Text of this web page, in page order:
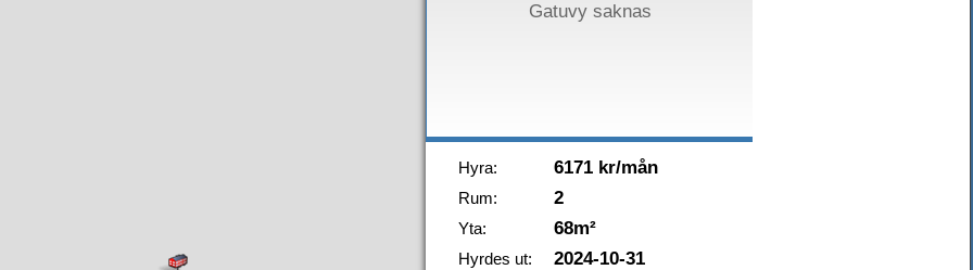
Gatuvy saknas
Hyra: 6171 kr/mån
Rum: 2
Yta: 68m²
Hyrdes ut: 2024-10-31